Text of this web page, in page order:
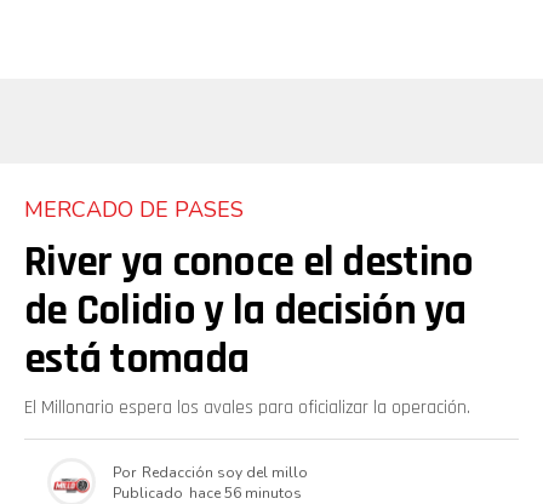
MERCADO DE PASES
River ya conoce el destino
de Colidio y la decisión ya
está tomada
El Millonario espera los avales para oficializar la operación.
Por Redacción soy del millo
Publicado hace 56 minutos